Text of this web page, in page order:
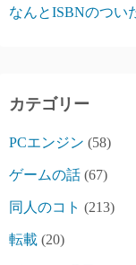
なんとISBNのつい
カテゴリー
PCエンジン (58)
ゲームの話 (67)
同人のコト (213)
転載 (20)